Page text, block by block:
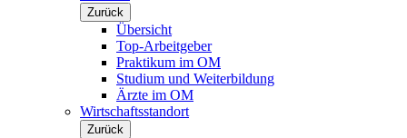
Zurück
Übersicht
Top-Arbeitgeber
Praktikum im OM
Studium und Weiterbildung
Ärzte im OM
Wirtschaftsstandort
Zurück